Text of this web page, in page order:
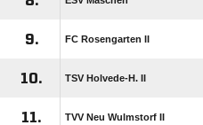
9. FC Rosengarten II
10. TSV Holvede-H. II
11. TVV Neu Wulmstorf II